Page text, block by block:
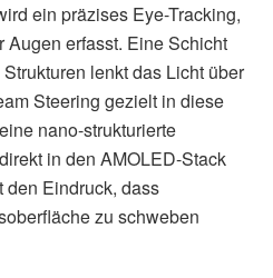
ein präzises Eye-Tracking,
erfasst. Eine Schicht
lenkt das Licht über
Steering gezielt in diese
nano-strukturierte
in den AMOLED-Stack
den Eindruck, dass
zu schweben